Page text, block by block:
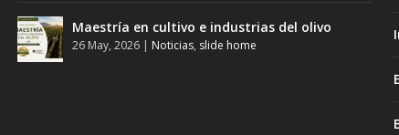
Maestría en cultivo e industrias del olivo
26 May, 2026 | Noticias, slide home